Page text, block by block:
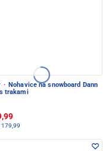
· Nohavice na snowboard Dann
trakami
179,99